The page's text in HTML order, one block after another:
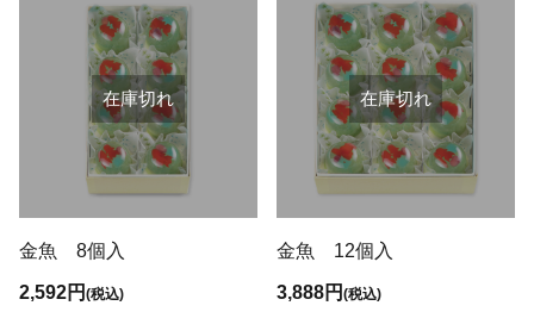
在庫切れ
金魚 8個入
2,592円(税込)
在庫切れ
金魚 12個入
3,888円(税込)